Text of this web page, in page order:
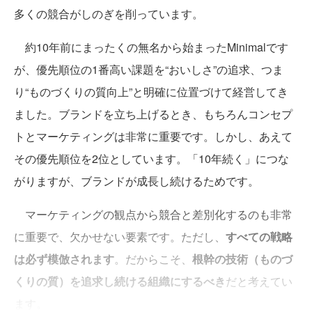
多くの競合がしのぎを削っています。
約10年前にまったくの無名から始まったMinimalです
が、優先順位の1番高い課題を“おいしさ”の追求、つま
り“ものづくりの質向上”と明確に位置づけて経営してき
ました。ブランドを立ち上げるとき、もちろんコンセプ
トとマーケティングは非常に重要です。しかし、あえて
その優先順位を2位としています。「10年続く」につな
がりますが、ブランドが成長し続けるためです。
マーケティングの観点から競合と差別化するのも非常
に重要で、欠かせない要素です。ただし、 すべての戦略
は必ず模倣されます。だからこそ、 根幹の技術（ものづ
くりの質）を追求し続ける組織にするべきだと考えてい